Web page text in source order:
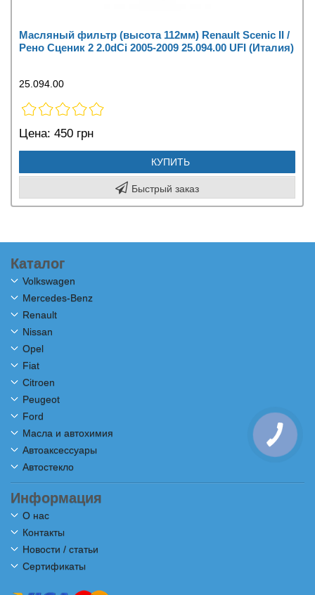
Масляный фильтр (высота 112мм) Renault Scenic II /
Рено Сценик 2 2.0dCi 2005-2009 25.094.00 UFI (Италия)
25.094.00
Цена: 450 грн
КУПИТЬ
Быстрый заказ
Каталог
Volkswagen
Mercedes-Benz
Renault
Nissan
Opel
Fiat
Citroen
Peugeot
Ford
Масла и автохимия
Автоаксессуары
Автостекло
Информация
О нас
Контакты
Новости / статьи
Сертификаты